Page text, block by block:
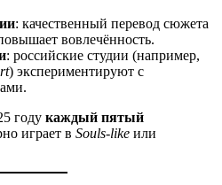
: качественный перевод сюжета
вовлечённость.
: российские студии (например,
) экспериментируют с
году каждый пятый
играет в Souls-like или